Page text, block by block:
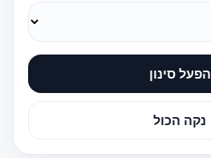
הפעל סינון
נקה הכול